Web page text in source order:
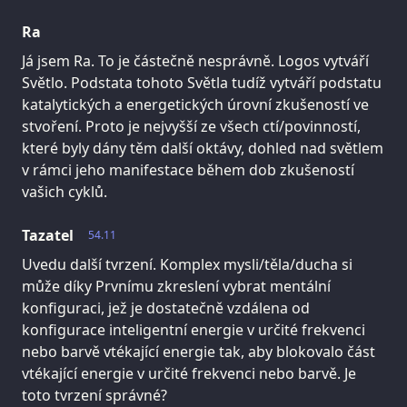
Ra
Já jsem Ra. To je částečně nesprávně. Logos vytváří
Světlo. Podstata tohoto Světla tudíž vytváří podstatu
katalytických a energetických úrovní zkušeností ve
stvoření. Proto je nejvyšší ze všech ctí/povinností,
které byly dány těm další oktávy, dohled nad světlem
v rámci jeho manifestace během dob zkušeností
vašich cyklů.
54.11
Tazatel
Uvedu další tvrzení. Komplex mysli/těla/ducha si
může díky Prvnímu zkreslení vybrat mentální
konfiguraci, jež je dostatečně vzdálena od
konfigurace inteligentní energie v určité frekvenci
nebo barvě vtékající energie tak, aby blokovalo část
vtékající energie v určité frekvenci nebo barvě. Je
toto tvrzení správné?